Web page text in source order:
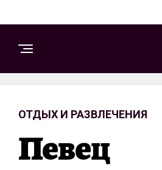
ОТДЫХ И РАЗВЛЕЧЕНИЯ
Певец